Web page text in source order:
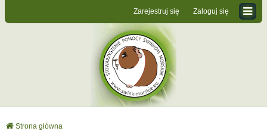
Zaloguj się
Zarejestruj się
Strona główna